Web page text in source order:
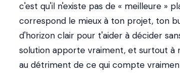
c'est qu'il n'existe pas de « meilleure »
correspond le mieux à ton projet, ton
d'horizon clair pour t'aider à décider
solution apporte vraiment, et surtout à
au détriment de ce qui compte